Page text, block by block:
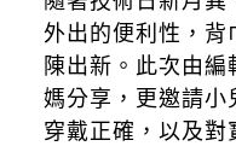
外出的便利性，背
陳出新。此次由
媽分享，更邀請小
穿戴正確，以及對